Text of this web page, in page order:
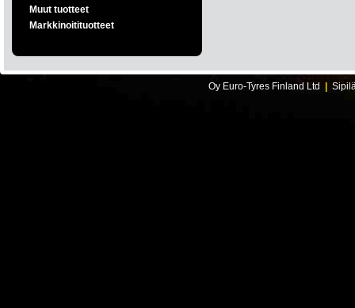
Muut tuotteet
Markkinoitituotteet
Oy Euro-Tyres Finland Ltd